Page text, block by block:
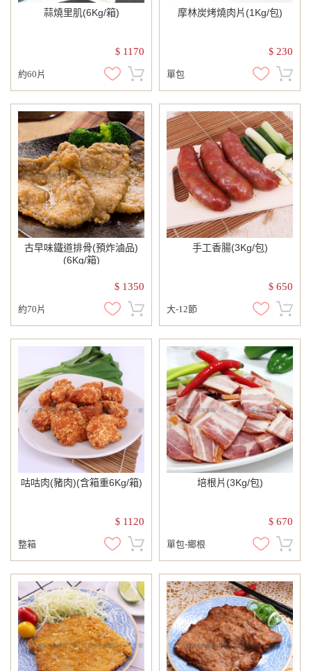
蒜燒里肌(6Kg/箱)
$ 1170
約60片
摩林炭烤燒肉片(1Kg/包)
$ 230
單包
古早味鐵道排骨(預炸滷品)
(6Kg/箱)
$ 1350
約70片
手工香腸(3Kg/包)
$ 650
大-12節
咕咕肉(豬肉)(含箱重6Kg/箱)
$ 1120
整箱
培根片(3Kg/包)
$ 670
單包-鄉根